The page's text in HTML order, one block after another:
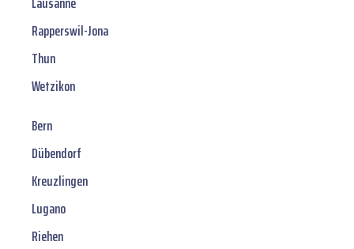
Rapperswil-Jona
Thun
Wetzikon
Bern
Dübendorf
Kreuzlingen
Lugano
Riehen